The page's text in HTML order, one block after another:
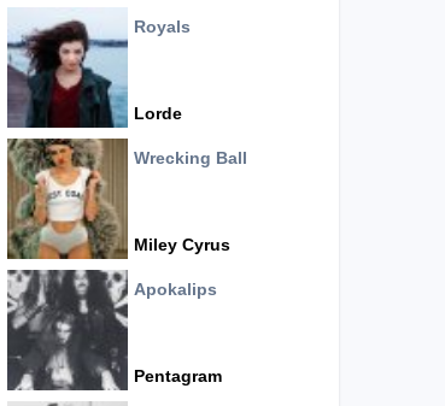
Royals
Lorde
Wrecking Ball
Miley Cyrus
Apokalips
Pentagram